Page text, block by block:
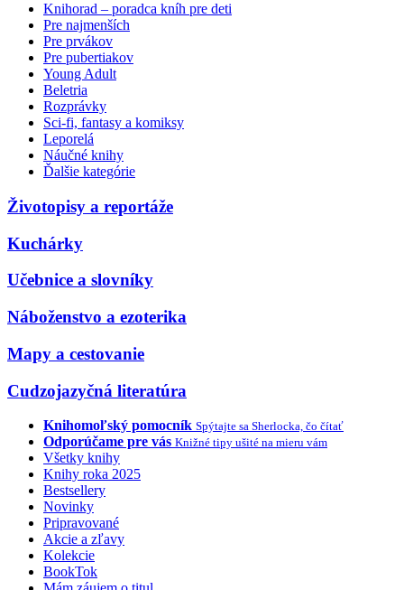
Knihorad – poradca kníh pre deti
Pre najmenších
Pre prvákov
Pre pubertiakov
Young Adult
Beletria
Rozprávky
Sci-fi, fantasy a komiksy
Leporelá
Náučné knihy
Ďalšie kategórie
Životopisy a reportáže
Kuchárky
Učebnice a slovníky
Náboženstvo a ezoterika
Mapy a cestovanie
Cudzojazyčná literatúra
Knihomoľský pomocník Spýtajte sa Sherlocka, čo čítať
Odporúčame pre vás Knižné tipy ušité na mieru vám
Všetky knihy
Knihy roka 2025
Bestsellery
Novinky
Pripravované
Akcie a zľavy
Kolekcie
BookTok